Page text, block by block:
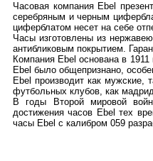
Часовая компания Ebel
серебряным и черным
циферблатом несет на себе
Часы изготовлены из
антибликовым покрытием.
Компания Ebel основана в
Ebel было общепризнано,
Ebel производит как
футбольных клубов, как
В годы Второй мировой
достижения часов Ebel тех
часы Ebel с калибром 059